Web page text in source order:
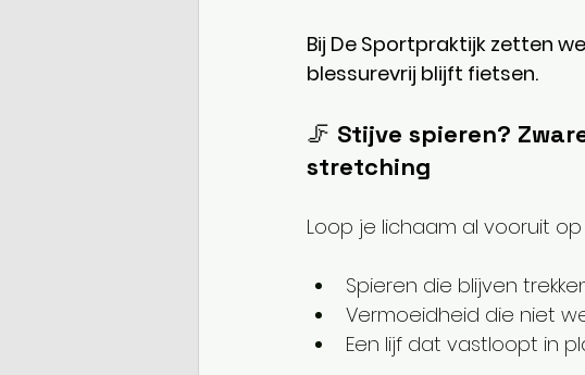
Bij De Sportpraktijk zetten
blessurevrij blijft fietsen.
🦵 Stijve spieren?
stretching
Loop je lichaam al vooruit op
Spieren die blijven
Vermoeidheid die niet
Een lijf dat vastloopt in